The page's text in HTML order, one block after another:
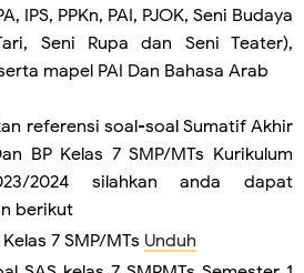
IPS, PPKn, PAI, PJOK, Seni Budaya
Seni Rupa dan Seni Teater),
mapel PAI Dan Bahasa Arab
referensi soal-soal Sumatif Akhir
BP Kelas 7 SMP/MTs Kurikulum
2024 silahkan anda dapat
berikut
7 SMP/MTs Unduh